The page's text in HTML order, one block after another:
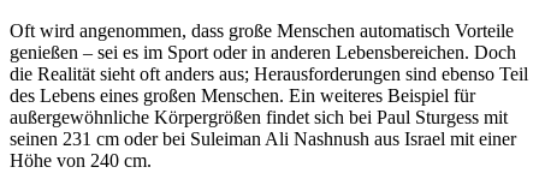
Oft wird angenommen, dass große Menschen automatisch Vorteile
genießen – sei es im Sport oder in anderen Lebensbereichen. Doch
die Realität sieht oft anders aus; Herausforderungen sind ebenso Teil
des Lebens eines großen Menschen. Ein weiteres Beispiel für
außergewöhnliche Körpergrößen findet sich bei Paul Sturgess mit
seinen 231 cm oder bei Suleiman Ali Nashnush aus Israel mit einer
Höhe von 240 cm.